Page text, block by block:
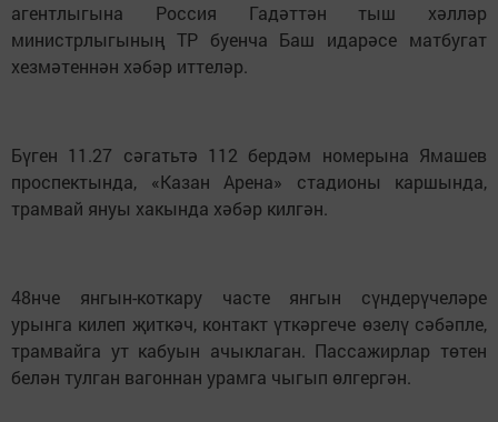
агентлыгына Россия Гадәттән тыш хәлләр
министрлыгының ТР буенча Баш идарәсе матбугат
хезмәтеннән хәбәр иттеләр.
Бүген 11.27 сәгатьтә 112 бердәм номерына Ямашев
проспектында, «Казан Арена» стадионы каршында,
трамвай януы хакында хәбәр килгән.
48нче янгын-коткару часте янгын сүндерүчеләре
урынга килеп җиткәч, контакт үткәргече өзелү сәбәпле,
трамвайга ут кабуын ачыклаган. Пассажирлар төтен
белән тулган вагоннан урамга чыгып өлгергән.